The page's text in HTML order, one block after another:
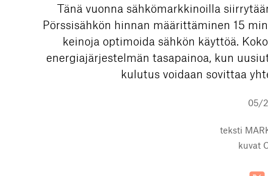
Tänä vuonna sähkömarkkinoilla
Pörssisähkön hinnan määrittäminen 15
keinoja optimoida sähkön käyttöä.
energiajärjestelmän tasapainoa, kun
kulutus voidaan sovittaa
05/
teksti
kuvat